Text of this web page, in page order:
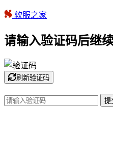
软服之家
请输入验证码后继
刷新验证码